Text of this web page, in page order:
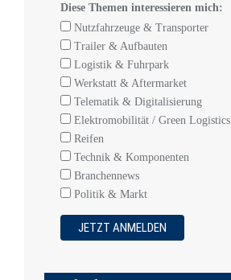
Diese Themen interessieren mich:
Nutzfahrzeuge & Transporter
Trailer & Aufbauten
Logistik & Fuhrpark
Werkstatt & Aftermarket
Telematik & Digitalisierung
Elektromobilität / Green Logistics
Reifen
Technik & Komponenten
Branchennews
Politik & Markt